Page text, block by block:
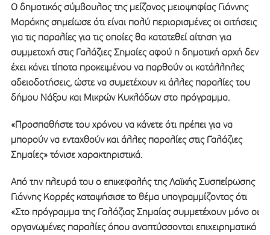
Ο δημοτικός σύμβουλος της μείζονος μειοψηφίας Γιάννης
Μαράκης σημείωσε ότι είναι πολύ περιορισμένες οι αιτήσεις
για τις παραλίες για τις οποίες θα κατατεθεί αίτηση για
συμμετοχή στις Γαλάζιες Σημαίες αφού η δημοτική αρχή δεν
έχει κάνει τίποτα προκειμένου να παρθούν οι κατάλληλες
αδειοδοτήσεις, ώστε να συμετέχουν κι άλλες παραλίες του
δήμου Νάξου και Μικρών Κυκλάδων στο πρόγραμμα.
«Προσπαθήστε του χρόνου να κάνετε ότι πρέπει για να
μπορούν να ενταχθούν και άλλες παραλίες στις Γαλάζιες
Σημαίες» τόνισε χαρακτηριστικά.
Από την πλευρά του ο επικεφαλής της Λαϊκής Συσπείρωσης
Γιάννης Κορρές καταψήσισε το θέμα υπογραμμίζοντας ότι
«Στο πρόγραμμα της Γαλάζιας Σημαίας συμμετέχουν μόνο οι
οργανωμένες παραλίες όπου αναπτύσσονται επιχειρηματικά